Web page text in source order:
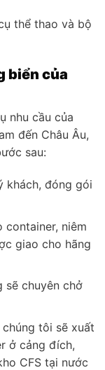
thể thao và bộ
biển của
nhu cầu của
đến Châu Âu,
sau:
khách, đóng gói
container, niêm
giao cho hãng
sẽ chuyên chở
chúng tôi sẽ xuất
ở cảng đích,
CFS tại nước